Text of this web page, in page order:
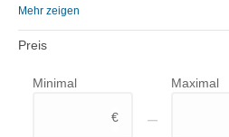
Louis Tellier
Ohaus
Salter
Mehr zeigen
Preis
Minimal
€ –
Maximal